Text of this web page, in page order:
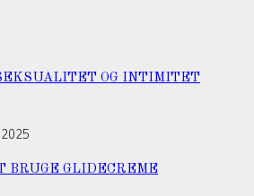
OG INTIMITET
BRUGE GLIDECREME